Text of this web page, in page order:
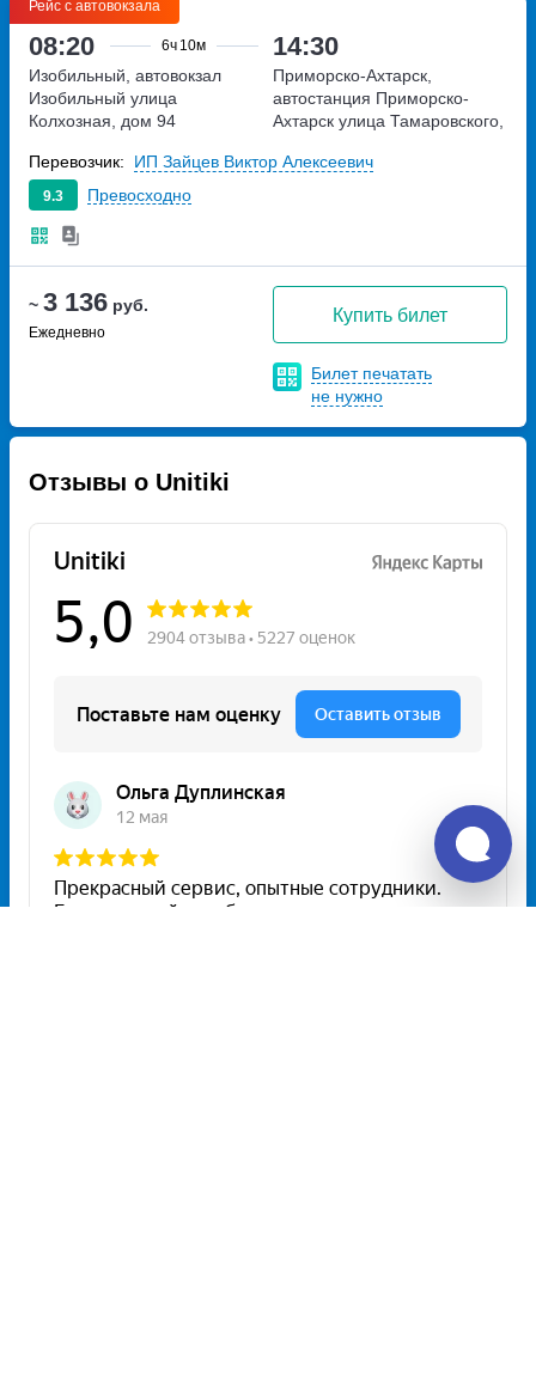
Рейс с автовокзала
08:20 6ч 10м 14:30
~ 3 136 руб.
Ежедневно
Купить билет
Билет печатать
не нужно
Изобильный, автовокзал
Изобильный улица
Колхозная, дом 94
Приморско-Ахтарск,
автостанция Приморско-
Ахтарск улица Тамаровского,
9.3 Превосходно
Перевозчик: ИП Зайцев Виктор Алексеевич
Отзывы о Unitiki